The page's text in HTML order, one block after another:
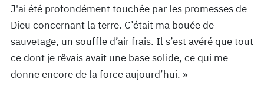
J'ai été profondément touchée par les promesses de
Dieu concernant la terre. C’était ma bouée de
sauvetage, un souffle d’air frais. Il s’est avéré que tout
ce dont je rêvais avait une base solide, ce qui me
donne encore de la force aujourd’hui. »